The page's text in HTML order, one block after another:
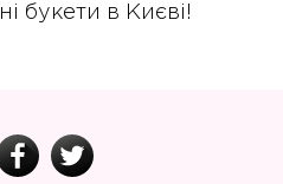
букети в Києві!